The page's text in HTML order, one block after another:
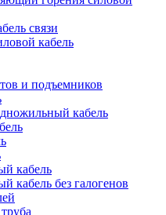
связи
кабель
и подъемников
кабель
кабель
кабель без галогенов